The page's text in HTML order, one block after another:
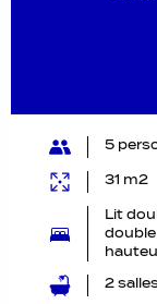
5
31 m2
Lit
double
2